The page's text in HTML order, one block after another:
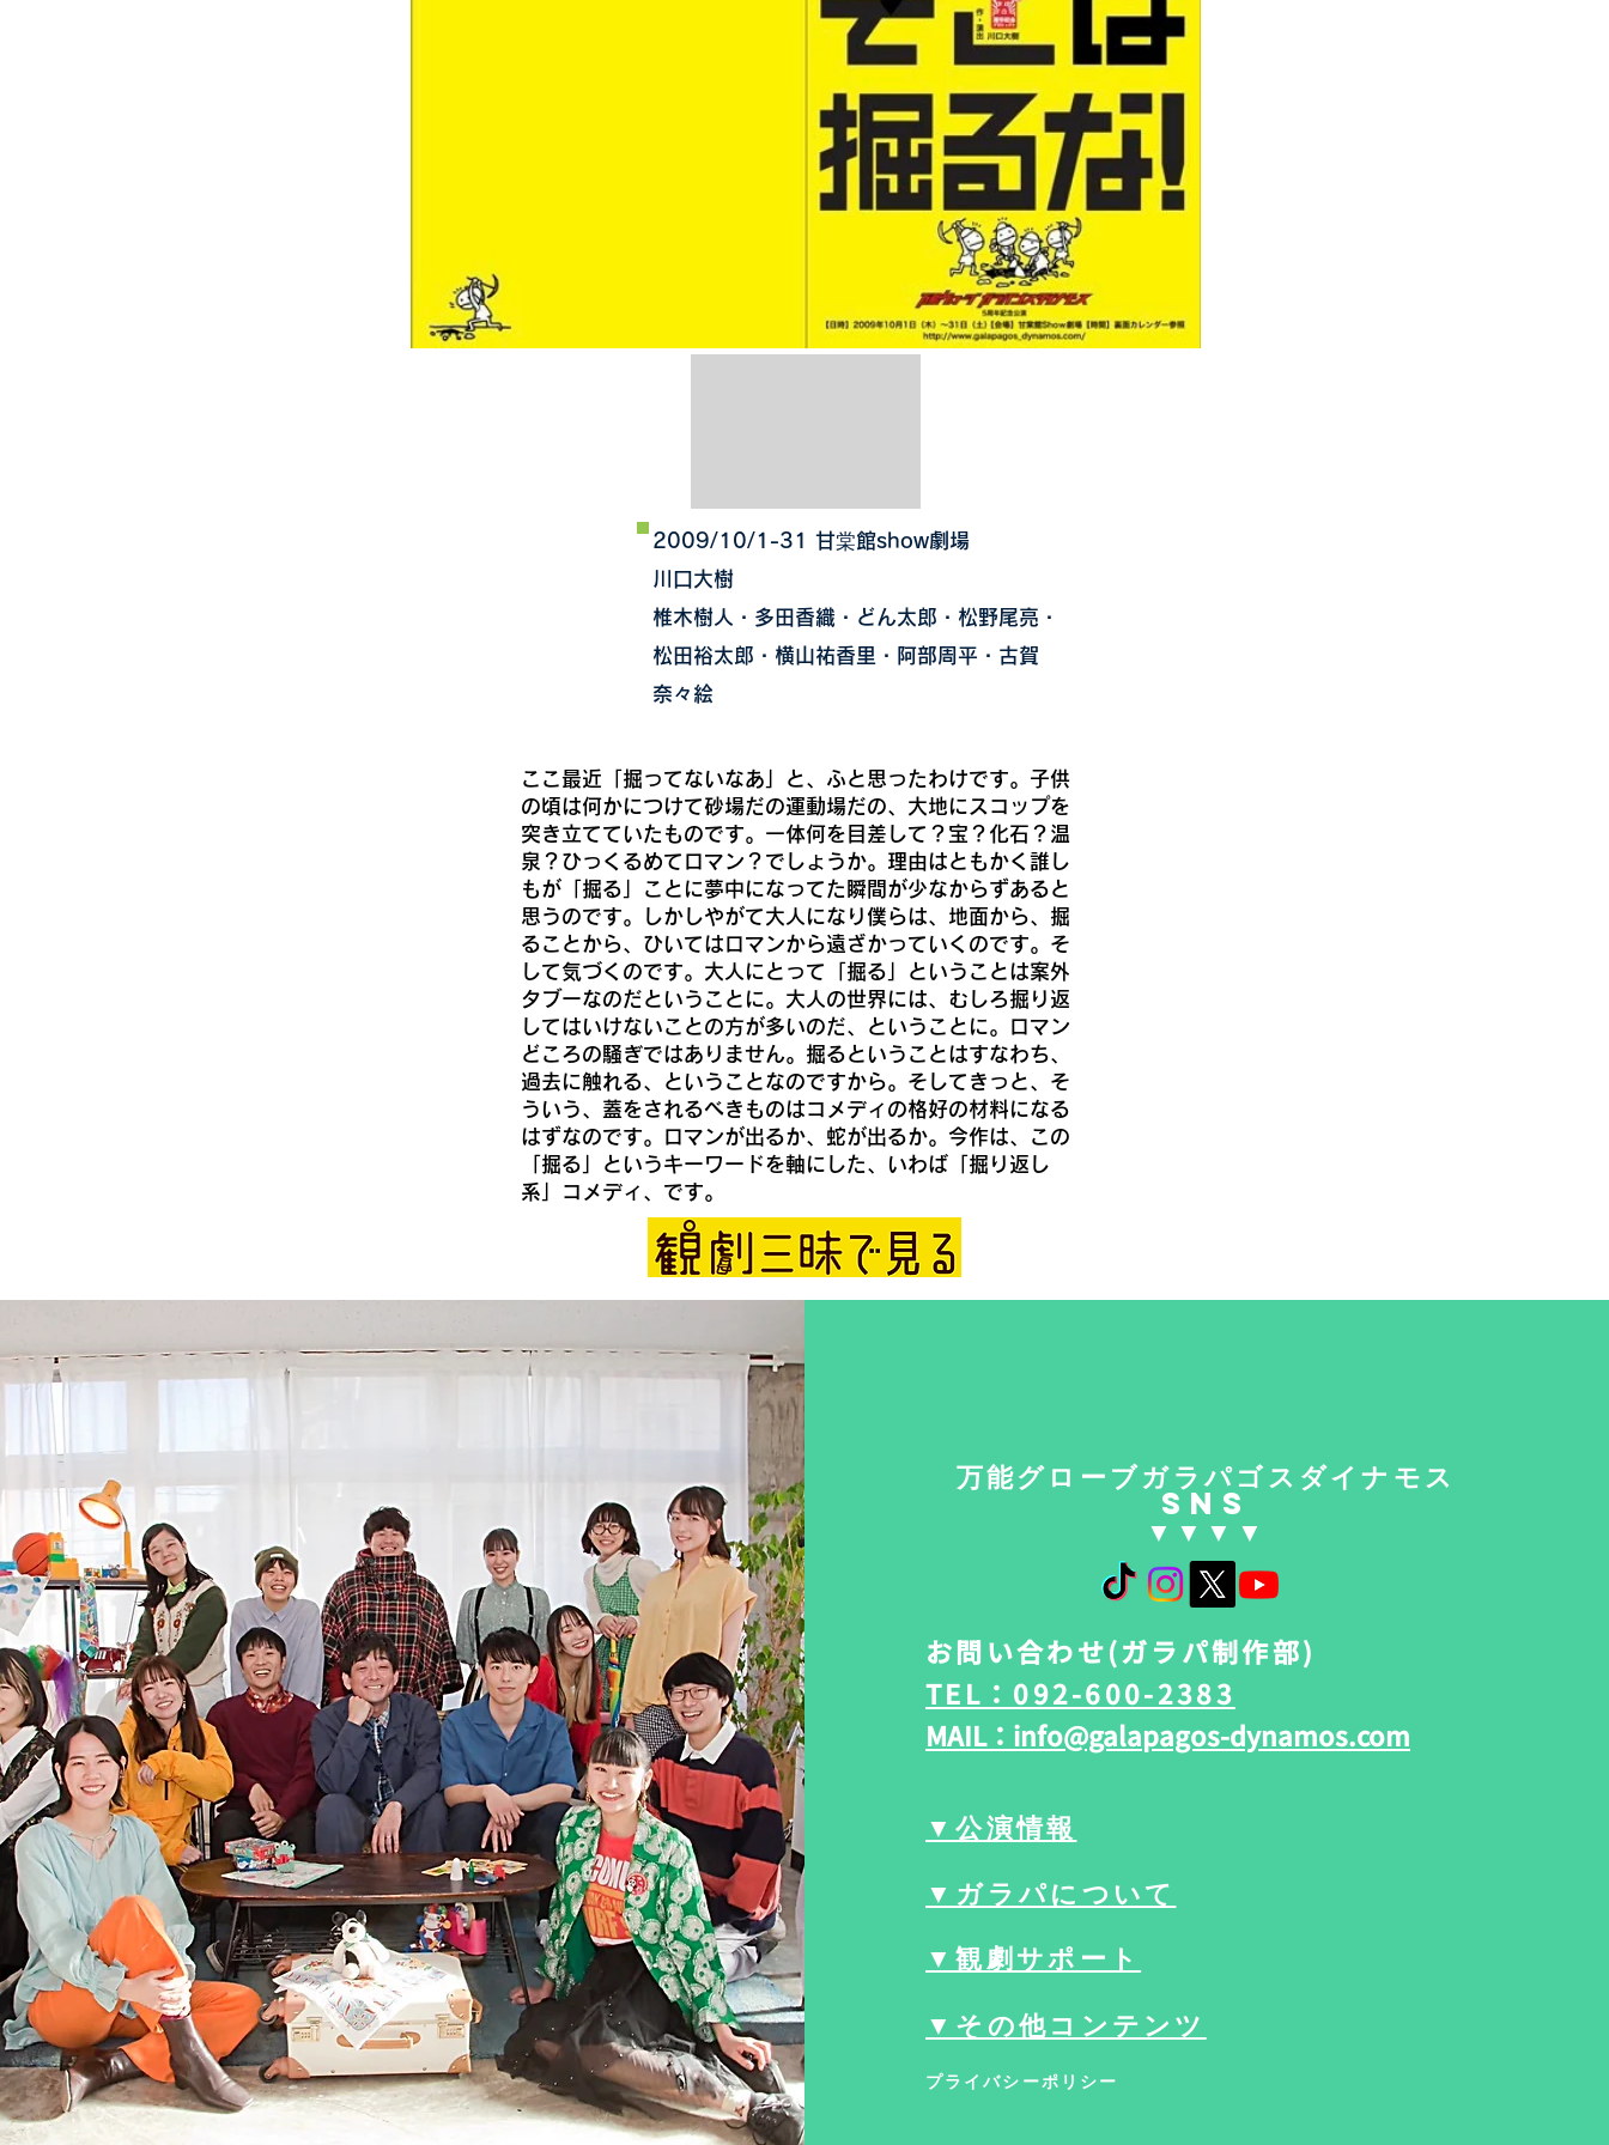
2009/10/1-31 甘棠館show劇場
川口大樹
椎木樹人・多田香織・どん太郎・松野尾亮・
松田裕太郎・横山祐香里・阿部周平・古賀
奈々絵
ここ最近「掘ってないなあ」と、ふと思ったわけです。子供
の頃は何かにつけて砂場だの運動場だの、大地にスコップを
突き立てていたものです。一体何を目差して？宝？化石？温
泉？ひっくるめてロマン？でしょうか。理由はともかく誰し
もが「掘る」ことに夢中になってた瞬間が少なからずあると
思うのです。しかしやがて大人になり僕らは、地面から、掘
ることから、ひいてはロマンから遠ざかっていくのです。そ
して気づくのです。大人にとって「掘る」ということは案外
タブーなのだということに。大人の世界には、むしろ掘り返
してはいけないことの方が多いのだ、ということに。ロマン
どころの騒ぎではありません。掘るということはすなわち、
過去に触れる、ということなのですから。そしてきっと、そ
ういう、蓋をされるべきものはコメディの格好の材料になる
はずなのです。ロマンが出るか、蛇が出るか。今作は、この
「掘る」というキーワードを軸にした、いわば「掘り返し
系」コメディ、です。
万能グローブガラパゴスダイナモス
SNS
​▼​▼​▼​▼
お問い合わせ(ガラパ制作部)
TEL：092-600-2383
MAIL：info@galapagos-dynamos.com
▼公演情報
▼ガラパについて
▼観劇サポート
▼その他コンテンツ
プライバシーポリシー